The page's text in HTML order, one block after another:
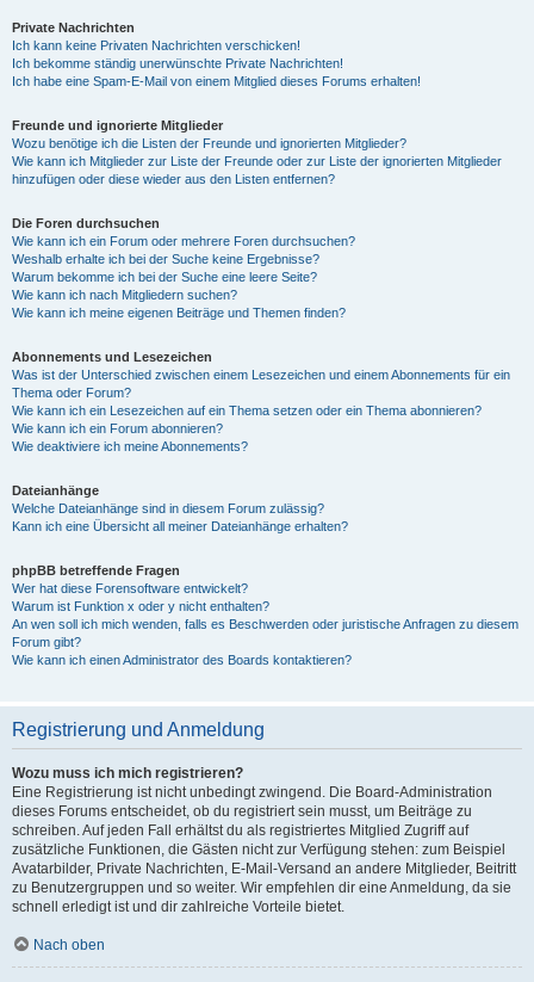
Private Nachrichten
Ich kann keine Privaten Nachrichten verschicken!
Ich bekomme ständig unerwünschte Private Nachrichten!
Ich habe eine Spam-E-Mail von einem Mitglied dieses Forums erhalten!
Freunde und ignorierte Mitglieder
Wozu benötige ich die Listen der Freunde und ignorierten Mitglieder?
Wie kann ich Mitglieder zur Liste der Freunde oder zur Liste der ignorierten Mitglieder
hinzufügen oder diese wieder aus den Listen entfernen?
Die Foren durchsuchen
Wie kann ich ein Forum oder mehrere Foren durchsuchen?
Weshalb erhalte ich bei der Suche keine Ergebnisse?
Warum bekomme ich bei der Suche eine leere Seite?
Wie kann ich nach Mitgliedern suchen?
Wie kann ich meine eigenen Beiträge und Themen finden?
Abonnements und Lesezeichen
Was ist der Unterschied zwischen einem Lesezeichen und einem Abonnements für ein
Thema oder Forum?
Wie kann ich ein Lesezeichen auf ein Thema setzen oder ein Thema abonnieren?
Wie kann ich ein Forum abonnieren?
Wie deaktiviere ich meine Abonnements?
Dateianhänge
Welche Dateianhänge sind in diesem Forum zulässig?
Kann ich eine Übersicht all meiner Dateianhänge erhalten?
phpBB betreffende Fragen
Wer hat diese Forensoftware entwickelt?
Warum ist Funktion x oder y nicht enthalten?
An wen soll ich mich wenden, falls es Beschwerden oder juristische Anfragen zu diesem
Forum gibt?
Wie kann ich einen Administrator des Boards kontaktieren?
Registrierung und Anmeldung
Wozu muss ich mich registrieren?
Eine Registrierung ist nicht unbedingt zwingend. Die Board-Administration
dieses Forums entscheidet, ob du registriert sein musst, um Beiträge zu
schreiben. Auf jeden Fall erhältst du als registriertes Mitglied Zugriff auf
zusätzliche Funktionen, die Gästen nicht zur Verfügung stehen: zum Beispiel
Avatarbilder, Private Nachrichten, E-Mail-Versand an andere Mitglieder, Beitritt
zu Benutzergruppen und so weiter. Wir empfehlen dir eine Anmeldung, da sie
schnell erledigt ist und dir zahlreiche Vorteile bietet.
Nach oben